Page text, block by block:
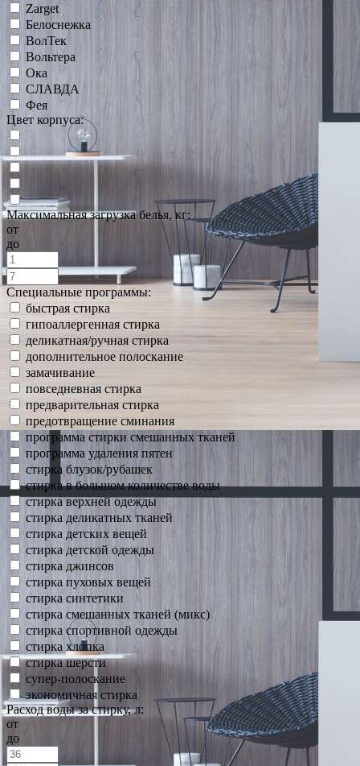
Zarget
Белоснежка
ВолТек
Вольтера
Ока
СЛАВДА
Фея
Цвет корпуса:
Максимальная загрузка белья, кг:
от
до
Специальные программы:
быстрая стирка
гипоаллергенная стирка
деликатная/ручная стирка
дополнительное полоскание
замачивание
повседневная стирка
предварительная стирка
предотвращение сминания
программа стирки смешанных тканей
программа удаления пятен
стирка блузок/рубашек
стирка в большом количестве воды
стирка верхней одежды
стирка деликатных тканей
стирка детских вещей
стирка детской одежды
стирка джинсов
стирка пуховых вещей
стирка синтетики
стирка смешанных тканей (микс)
стирка спортивной одежды
стирка хлопка
стирка шерсти
супер-полоскание
экономичная стирка
Расход воды за стирку, л:
от
до